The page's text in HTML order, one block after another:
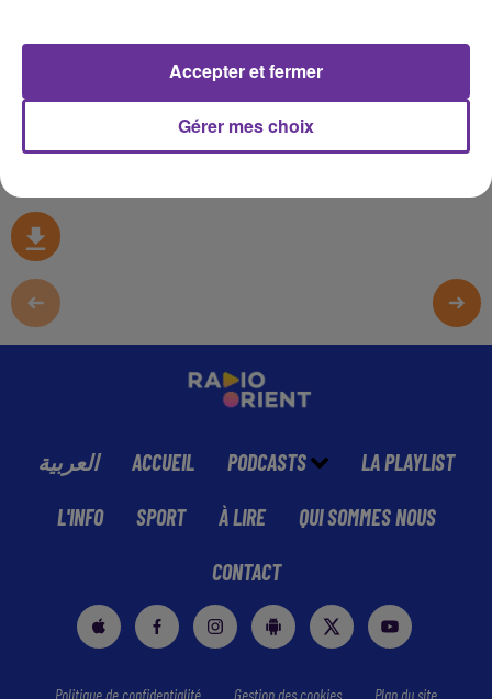
Emission présentée par Loïc Barrière, diffusée le lundi 23
العربية ACCUEIL PODCASTS LA PLAYLIST
L'INFO SPORT À LIRE QUI SOMMES NOUS
CONTACT
Politique de confidentialité Gestion des cookies Plan du site
Gérer mes choix
Accepter et fermer